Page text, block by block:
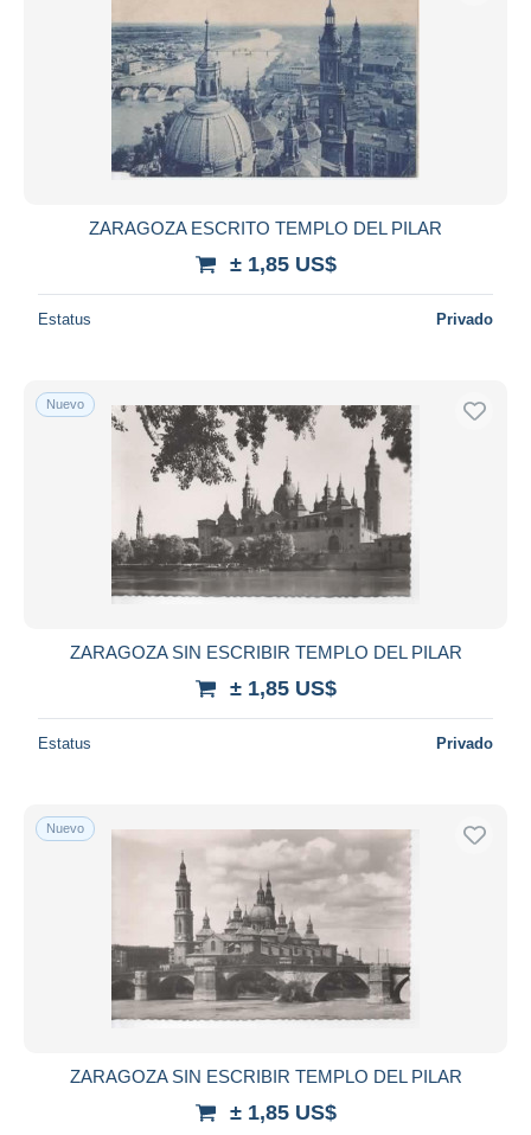
ZARAGOZA ESCRITO TEMPLO DEL PILAR
± 1,85 US$
Estatus Privado
Nuevo
ZARAGOZA SIN ESCRIBIR TEMPLO DEL PILAR
± 1,85 US$
Estatus Privado
Nuevo
ZARAGOZA SIN ESCRIBIR TEMPLO DEL PILAR
± 1,85 US$